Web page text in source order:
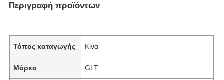
Περιγραφή προϊόντων
Τόπος καταγωγής Κίνα
Μάρκα GLT